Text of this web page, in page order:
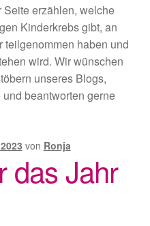
erzählen, welche
Kinderkrebs gibt, an
haben und
wird. Wir wünschen
unseres Blogs,
beantworten gerne
von Ronja
das Jahr